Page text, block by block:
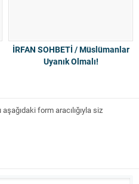
İRFAN SOHBETİ / Müslümanlar
Uyanık Olmalı!
form aracılığıyla siz